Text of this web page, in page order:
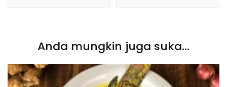
Anda mungkin juga suka...